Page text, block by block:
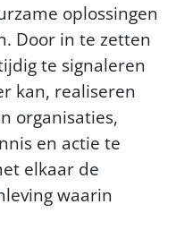
oplossingen
Door in te zetten
te signaleren
kan, realiseren
organisaties,
en actie te
elkaar de
waarin